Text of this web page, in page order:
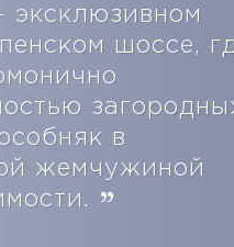
шоссе,
в
жемчужиной